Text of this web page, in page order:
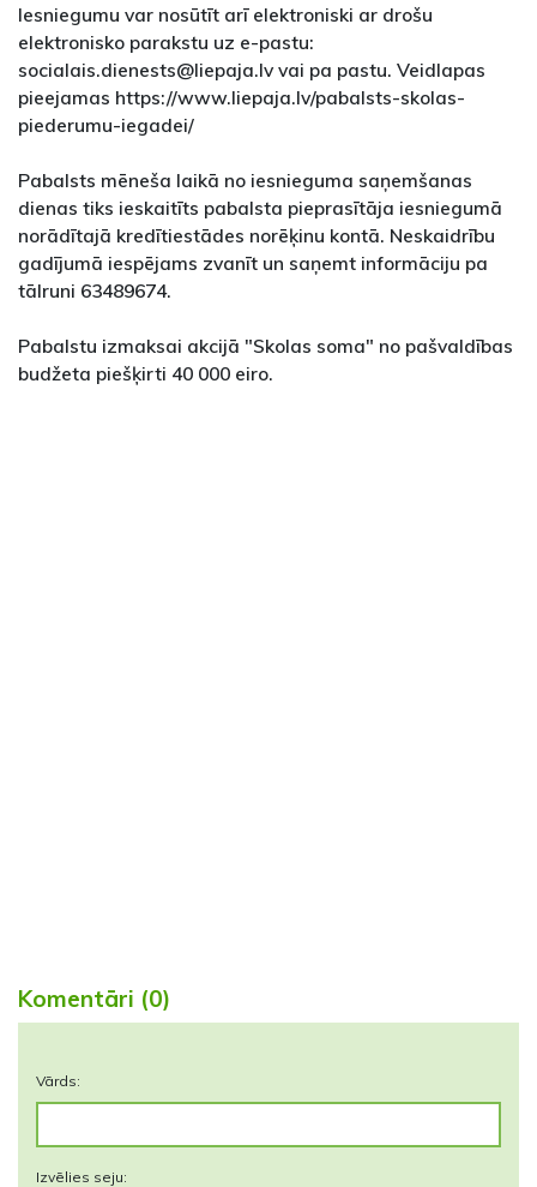
Iesniegumu var nosūtīt arī elektroniski ar drošu
elektronisko parakstu uz e-pastu:
socialais.dienests@liepaja.lv vai pa pastu. Veidlapas
pieejamas https://www.liepaja.lv/pabalsts-skolas-
piederumu-iegadei/
Pabalsts mēneša laikā no iesnieguma saņemšanas
dienas tiks ieskaitīts pabalsta pieprasītāja iesniegumā
norādītajā kredītiestādes norēķinu kontā. Neskaidrību
gadījumā iespējams zvanīt un saņemt informāciju pa
tālruni 63489674.
Pabalstu izmaksai akcijā "Skolas soma" no pašvaldības
budžeta piešķirti 40 000 eiro.
Komentāri (0)
Vārds:
Izvēlies seju: